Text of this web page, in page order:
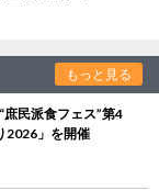
もっと見る
民派食フェス”第4
2026」を開催